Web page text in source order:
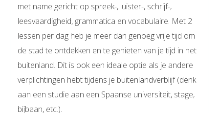
met name gericht op spreek-, luister-, schrijf-,
leesvaardigheid, grammatica en vocabulaire. Met 2
lessen per dag heb je meer dan genoeg vrije tijd om
de stad te ontdekken en te genieten van je tijd in het
buitenland. Dit is ook een ideale optie als je andere
verplichtingen hebt tijdens je buitenlandverblijf (denk
aan een studie aan een Spaanse universiteit, stage,
bijbaan, etc.).